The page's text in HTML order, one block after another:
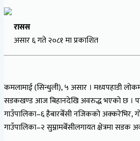
रासस
असार ६ गते २०८१ मा प्रकाशित
कमलामाई (सिन्धुली), ५ असार । मध्यपहाडी
सडकखण्ड आज बिहानदेखि अवरुद्ध भएको छ ।
गाउँपालिका–६ हैबारबेँसी नजिकको अक्करेभिर,
गाउँपालिका–२ सुम्नामबेँसीलगायत क्षेत्रमा सडक